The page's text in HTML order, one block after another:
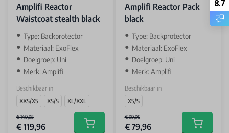
Amplifi Reactor
Waistcoat stealth black
Type: Backprotector
Materiaal: ExoFlex
Doelgroep: Uni
Merk: Amplifi
Beschikbaar in
XXS/XS
XS/S XL/XXL
€ 149,95
€ 119,96 Add to cart
Amplifi Reactor Pack
black
Type: Backprotector
Materiaal: ExoFlex
Doelgroep: Uni
Merk: Amplifi
Beschikbaar in
XS/S
€ 99,95
€ 79,96 Add to
8.7